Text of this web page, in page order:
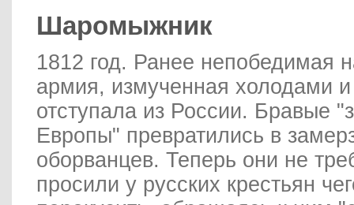
Шаромыжник
1812 год. Ранее непобедимая
армия, измученная холодами
отступала из России. Бравые
Европы" превратились в
оборванцев. Теперь они не
просили у русских крестьян